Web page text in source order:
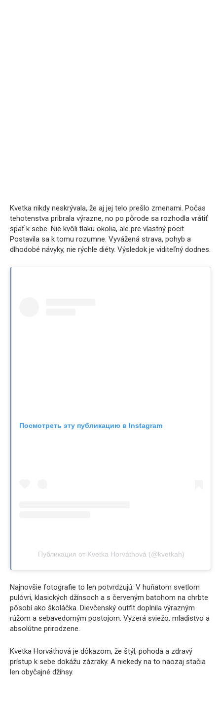
Kvetka nikdy neskrývala, že aj jej telo prešlo zmenami. Počas
tehotenstva pribrala výrazne, no po pôrode sa rozhodla vrátiť
späť k sebe. Nie kvôli tlaku okolia, ale pre vlastný pocit.
Postavila sa k tomu rozumne. Vyvážená strava, pohyb a
dlhodobé návyky, nie rýchle diéty. Výsledok je viditeľný dodnes.
Посмотреть эту публикацию в Instagram
Публикация от Kvetka Horváthová (@kvetkah)
Najnovšie fotografie to len potvrdzujú. V huňatom svetlom
pulóvri, klasických džínsoch a s červeným batohom na chrbte
pôsobí ako školáčka. Dievčenský outfit doplnila výrazným
rúžom a sebavedomým postojom. Vyzerá sviežo, mladistvo a
absolútne prirodzene.
Kvetka Horváthová je dôkazom, že štýl, pohoda a zdravý
prístup k sebe dokážu zázraky. A niekedy na to naozaj stačia
len obyčajné džínsy.